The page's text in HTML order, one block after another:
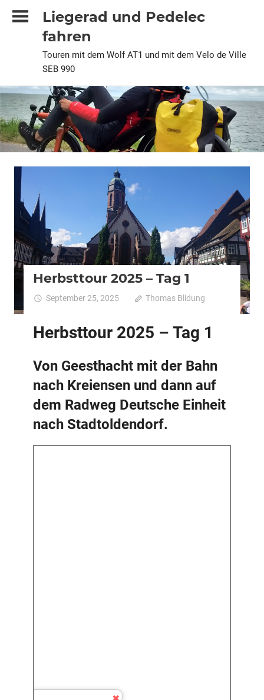
Inhalt
Liegerad und Pedelec
fahren
Touren mit dem Wolf AT1 und mit dem Velo de Ville
SEB 990
Urlaubstour
Herbsttour 2025 – Tag 1
September 25, 2025 Thomas Blidung
deaktiviert
Herbsttour 2025 – Tag 1
Von Geesthacht mit der Bahn
nach Kreiensen und dann auf
dem Radweg Deutsche Einheit
nach Stadtoldendorf.